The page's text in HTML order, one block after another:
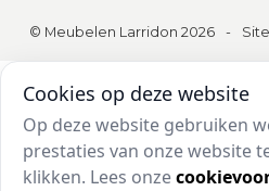
© Meubelen Larridon 2026 -
Cookies op deze website
Op deze website gebruiken
prestaties van onze website
klikken. Lees onze